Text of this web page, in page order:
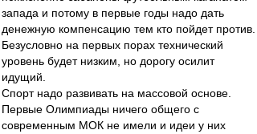
запада и потому в первые годы надо дать
денежную компенсацию тем кто пойдет против.
Безусловно на первых порах технический
уровень будет низким, но дорогу осилит
идущий.
Спорт надо развивать на массовой основе.
Первые Олимпиады ничего общего с
современным МОК не имели и идеи у них